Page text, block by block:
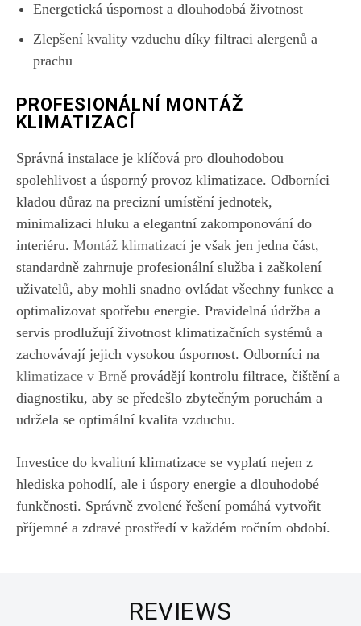
Energetická úspornost a dlouhodobá životnost
Zlepšení kvality vzduchu díky filtraci alergenů a
prachu
PROFESIONÁLNÍ MONTÁŽ
KLIMATIZACÍ
Správná instalace je klíčová pro dlouhodobou
spolehlivost a úsporný provoz klimatizace. Odborníci
kladou důraz na precizní umístění jednotek,
minimalizaci hluku a elegantní zakomponování do
interiéru. Montáž klimatizací je však jen jedna část,
standardně zahrnuje profesionální služba i zaškolení
uživatelů, aby mohli snadno ovládat všechny funkce a
optimalizovat spotřebu energie. Pravidelná údržba a
servis prodlužují životnost klimatizačních systémů a
zachovávají jejich vysokou úspornost. Odborníci na
klimatizace v Brně provádějí kontrolu filtrace, čištění a
diagnostiku, aby se předešlo zbytečným poruchám a
udržela se optimální kvalita vzduchu.
Investice do kvalitní klimatizace se vyplatí nejen z
hlediska pohodlí, ale i úspory energie a dlouhodobé
funkčnosti. Správně zvolené řešení pomáhá vytvořit
příjemné a zdravé prostředí v každém ročním období.
REVIEWS